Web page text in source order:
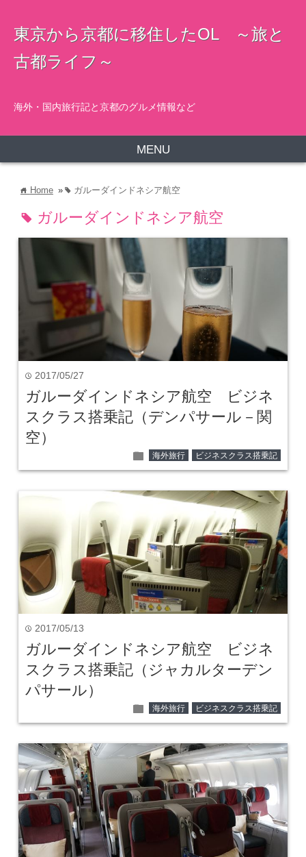
東京から京都に移住したOL ～旅と
古都ライフ～
海外・国内旅行記と京都のグルメ情報など
MENU
home Home » tag ガルーダインドネシア航空
tag ガルーダインドネシア航空
time 2017/05/27
ガルーダインドネシア航空 ビジネ
スクラス搭乗記（デンパサール－関
空）
folder 海外旅行 ビジネスクラス搭乗記
time 2017/05/13
ガルーダインドネシア航空 ビジネ
スクラス搭乗記（ジャカルターデン
パサール）
folder 海外旅行 ビジネスクラス搭乗記